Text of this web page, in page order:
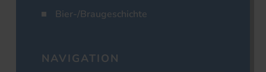
Bier-/Braugeschichte
NAVIGATION